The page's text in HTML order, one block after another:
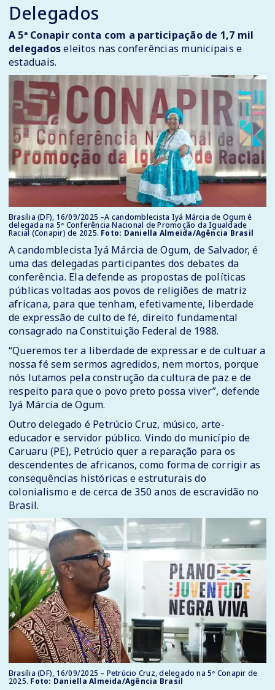
Delegados
A 5ª Conapir conta com a participação de 1,7 mil
delegadoseleitos nas conferências municipais e
estaduais.
Brasília (DF), 16/09/2025 –A candomblecista Iyá Márcia de Ogum é
delegada na 5ª Conferência Nacional de Promoção da Igualdade
Racial (Conapir) de 2025. Foto: Daniella Almeida/Agência Brasil
A candomblecista Iyá Márcia de Ogum, de Salvador, é
uma das delegadas participantes dos debates da
conferência. Ela defende as propostas de políticas
públicas voltadas aos povos de religiões de matriz
africana, para que tenham, efetivamente, liberdade
de expressão de culto de fé, direito fundamental
consagrado na Constituição Federal de 1988.
“Queremos ter a liberdade de expressar e de cultuar a
nossa fé sem sermos agredidos, nem mortos, porque
nós lutamos pela construção da cultura de paz e de
respeito para que o povo preto possa viver”, defende
Iyá Márcia de Ogum.
Outro delegado é Petrúcio Cruz, músico, arte-
educador e servidor público. Vindo do município de
Caruaru (PE), Petrúcio quer a reparação para os
descendentes de africanos, como forma de corrigir as
consequências históricas e estruturais do
colonialismo e de cerca de 350 anos de escravidão no
Brasil.
Brasília (DF), 16/09/2025 – Petrúcio Cruz, delegado na 5ª Conapir de
2025. Foto: Daniella Almeida/Agência Brasil